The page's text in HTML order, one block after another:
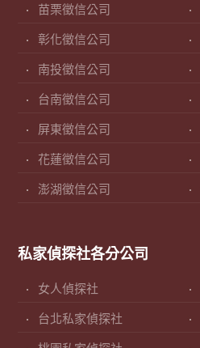
苗栗徵信公司
彰化徵信公司
南投徵信公司
台南徵信公司
屏東徵信公司
花蓮徵信公司
澎湖徵信公司
私家偵探社各分公司
女人偵探社
台北私家偵探社